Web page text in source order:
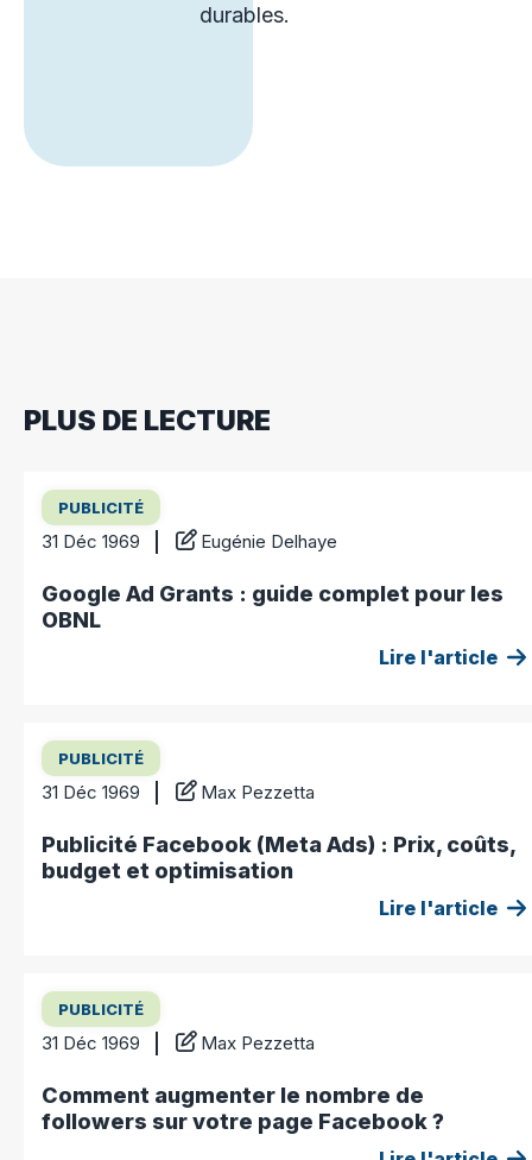
durables.
PLUS DE LECTURE
PUBLICITÉ
31 Déc 1969 Eugénie Delhaye
Google Ad Grants : guide complet pour les
OBNL
Lire l'article
PUBLICITÉ
31 Déc 1969 Max Pezzetta
Publicité Facebook (Meta Ads) : Prix, coûts,
budget et optimisation
Lire l'article
PUBLICITÉ
31 Déc 1969 Max Pezzetta
Comment augmenter le nombre de
followers sur votre page Facebook ?